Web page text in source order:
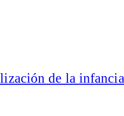
de la infancia